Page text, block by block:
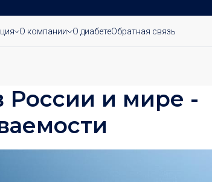
О компании О диабетеОбратная связь
России и мире -